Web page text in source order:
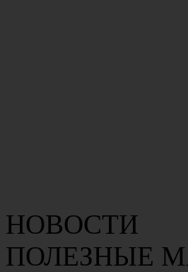
НОВОСТИ
ПОЛЕЗНЫЕ